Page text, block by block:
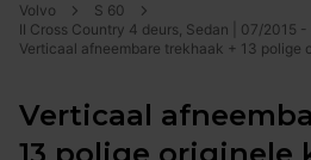
Volvo
S 60
II Cross Country 4 deurs, Sedan | 07/2015
Verticaal afneembare trekhaak + 13 polige
Verticaal